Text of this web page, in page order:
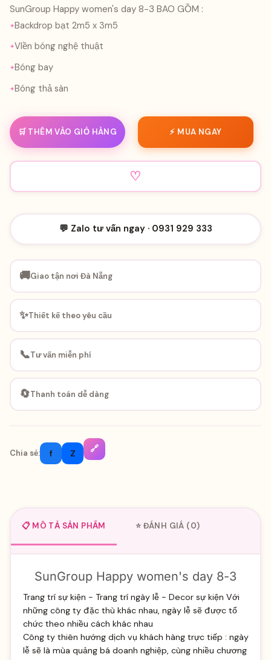
SunGroup Happy women's day 8-3 BAO GỒM :
Backdrop bạt 2m5 x 3m5
VIền bóng nghệ thuật
Bóng bay
Bóng thả sàn
🛒 THÊM VÀO GIỎ HÀNG ⚡ MUA NGAY
♡
💬 Zalo tư vấn ngay · 0931 929 333
🚚Giao tận nơi Đà Nẵng
✨Thiết kế theo yêu cầu
📞Tư vấn miễn phí
🔄Thanh toán dễ dàng
Chia sẻ: f Z 🔗
📋 MÔ TẢ SẢN PHẨM ⭐ ĐÁNH GIÁ (0)
SunGroup Happy women's day 8-3
Trang trí sự kiện - Trang trí ngày lễ - Decor sự kiện Với
những công ty đặc thù khác nhau, ngày lễ sẽ được tổ
chức theo nhiều cách khác nhau
Công ty thiên hướng dịch vụ khách hàng trực tiếp : ngày
lễ sẽ là mùa quảng bá doanh nghiệp, cùng nhiều chương